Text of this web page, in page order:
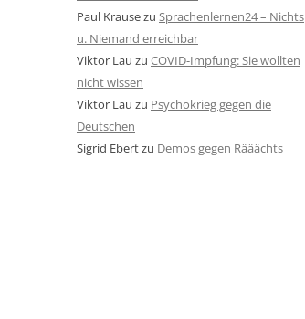
Paul Krausezu Sprachenlernen24 – Nichts
u. Niemand erreichbar
Viktor Lau zu COVID-Impfung: Sie wollten
nicht wissen
Viktor Lau zu Psychokrieg gegen die
Deutschen
Sigrid Ebertzu Demos gegen Rääächts